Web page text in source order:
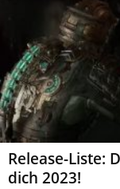
Release-Liste:
dich 2023!